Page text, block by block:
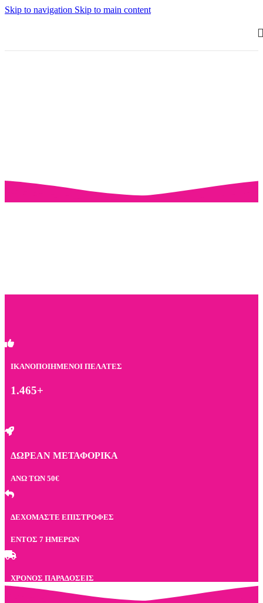
Skip to navigation Skip to main content
ΙΚΑΝΟΠΟΙΗΜEΝΟΙ ΠΕΛAΤΕΣ
1.465+
ΔΩΡΕΑΝ ΜΕΤΑΦΟΡΙΚΑ
ΑΝΩ ΤΩΝ 50€
ΔΕΧΟΜΑΣΤΕ ΕΠΙΣΤΡΟΦΕΣ
ΕΝΤΟΣ 7 ΗΜΕΡΩΝ
ΧΡΟΝΟΣ ΠΑΡΑΔΟΣΕΙΣ